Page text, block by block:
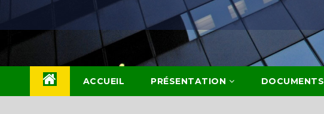
ACCUEIL PRÉSENTATION DOCUMENTS